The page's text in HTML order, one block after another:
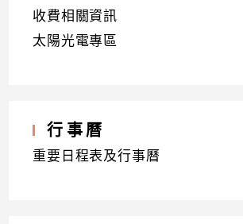
收費相關資訊
太陽光電專區
行事曆
重要日程表及行事曆